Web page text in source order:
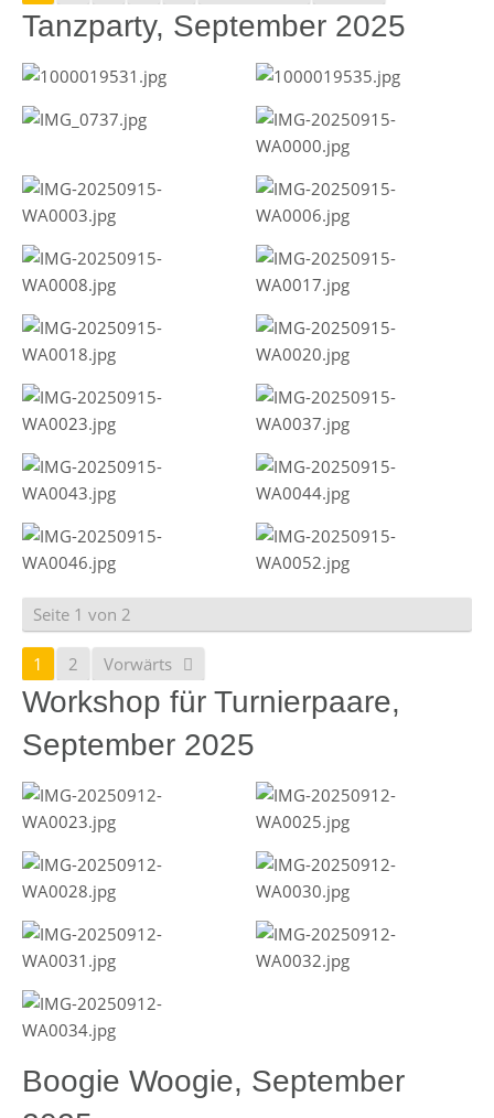
Tanzparty, September 2025
Seite 1 von 2
1 2 Vorwärts
Workshop für Turnierpaare,
September 2025
Boogie Woogie, September